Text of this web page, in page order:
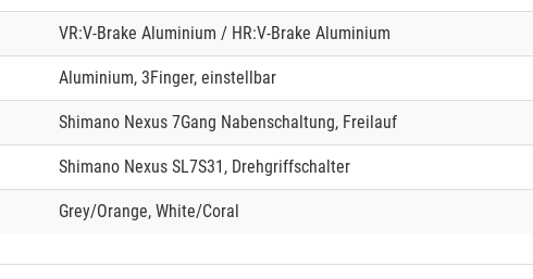
VR:V-Brake Aluminium / HR:V-Brake Aluminium
Aluminium, 3Finger, einstellbar
Shimano Nexus 7Gang Nabenschaltung, Freilauf
Shimano Nexus SL7S31, Drehgriffschalter
Grey/Orange, White/Coral